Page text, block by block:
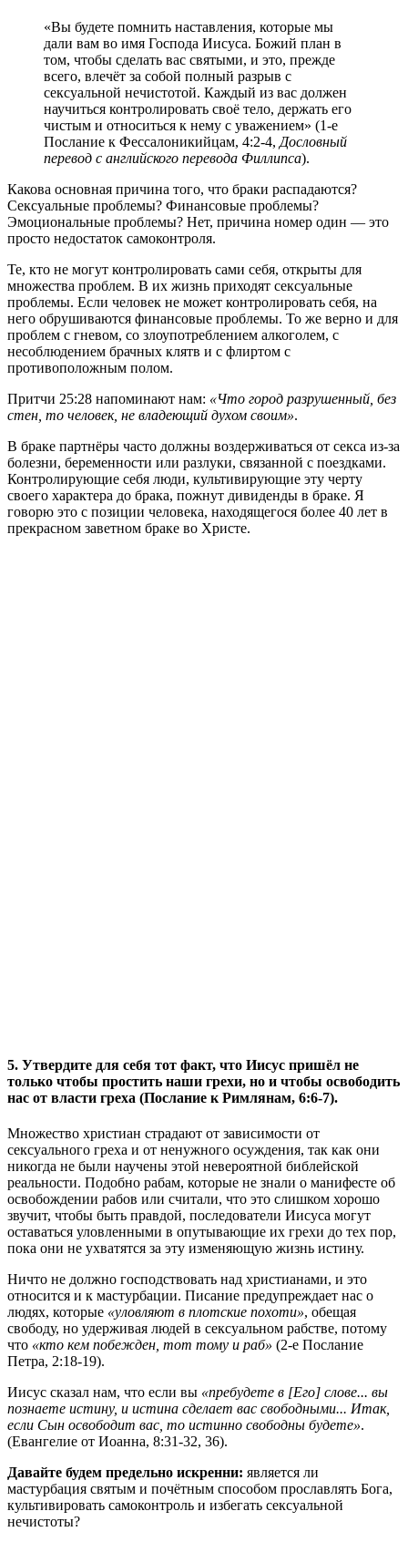
«Вы будете помнить наставления, которые мы
дали вам во имя Господа Иисуса. Божий план в
том, чтобы сделать вас святыми, и это, прежде
всего, влечёт за собой полный разрыв с
сексуальной нечистотой. Каждый из вас должен
научиться контролировать своё тело, держать его
чистым и относиться к нему с уважением» (1-е
Послание к Фессалоникийцам, 4:2-4, Дословный
перевод с английского перевода Филлипса).
Какова основная причина того, что браки распадаются?
Сексуальные проблемы? Финансовые проблемы?
Эмоциональные проблемы? Нет, причина номер один — это
просто недостаток самоконтроля.
Те, кто не могут контролировать сами себя, открыты для
множества проблем. В их жизнь приходят сексуальные
проблемы. Если человек не может контролировать себя, на
него обрушиваются финансовые проблемы. То же верно и для
проблем с гневом, со злоупотреблением алкоголем, с
несоблюдением брачных клятв и с флиртом с
противоположным полом.
Притчи 25:28 напоминают нам: «Что город разрушенный, без
стен, то человек, не владеющий духом своим».
В браке партнёры часто должны воздерживаться от секса из-за
болезни, беременности или разлуки, связанной с поездками.
Контролирующие себя люди, культивирующие эту черту
своего характера до брака, пожнут дивиденды в браке. Я
говорю это с позиции человека, находящегося более 40 лет в
прекрасном заветном браке во Христе.
5. Утвердите для себя тот факт, что Иисус пришёл не
только чтобы простить наши грехи, но и чтобы освободить
нас от власти греха (Послание к Римлянам, 6:6-7).
Множество христиан страдают от зависимости от
сексуального греха и от ненужного осуждения, так как они
никогда не были научены этой невероятной библейской
реальности. Подобно рабам, которые не знали о манифесте об
освобождении рабов или считали, что это слишком хорошо
звучит, чтобы быть правдой, последователи Иисуса могут
оставаться уловленными в опутывающие их грехи до тех пор,
пока они не ухватятся за эту изменяющую жизнь истину.
Ничто не должно господствовать над христианами, и это
относится и к мастурбации. Писание предупреждает нас о
людях, которые «уловляют в плотские похоти», обещая
свободу, но удерживая людей в сексуальном рабстве, потому
что «кто кем побежден, тот тому и раб» (2-е Послание
Петра, 2:18-19).
Иисус сказал нам, что если вы «пребудете в [Его] слове... вы
познаете истину, и истина сделает вас свободными... Итак,
если Сын освободит вас, то истинно свободны будете».
(Евангелие от Иоанна, 8:31-32, 36).
Давайте будем предельно искренни: является ли
мастурбация святым и почётным способом прославлять Бога,
культивировать самоконтроль и избегать сексуальной
нечистоты?